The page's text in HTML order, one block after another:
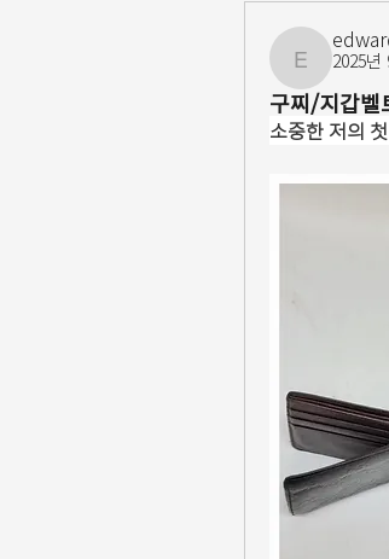
2025년
구찌/지갑벨
소중한 저의